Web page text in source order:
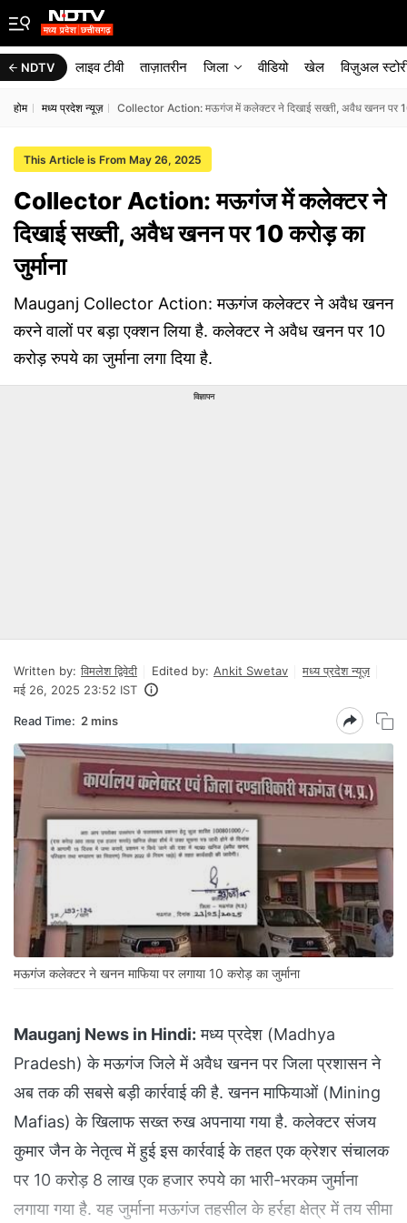
NDTV लाइव टीवी ताज़ातरीन जिला वीडियो खेल विज़ुअल
होम मध्य प्रदेश न्यूज़ Collector Action: मऊगंज में कलेक्टर ने दिखाई सख्ती, अवैध खनन पर 10
This Article is From May 26, 2025
Collector Action: मऊगंज में कलेक्टर ने
दिखाई सख्ती, अवैध खनन पर 10 करोड़ का
जुर्माना
Mauganj Collector Action: मऊगंज कलेक्टर ने अवैध खनन
करने वालों पर बड़ा एक्शन लिया है. कलेक्टर ने अवैध खनन पर 10
करोड़ रुपये का जुर्माना लगा दिया है.
विज्ञापन
Written by: विमलेश द्विवेदी Edited by: Ankit Swetav
मध्य प्रदेश न्यूज़
मई 26, 2025 23:52 IST
Read Time: 2 mins
मऊगंज कलेक्टर ने खनन माफिया पर लगाया 10 करोड़ का जुर्माना
Mauganj News in Hindi: मध्य प्रदेश (Madhya
Pradesh) के मऊगंज जिले में अवैध खनन पर जिला प्रशासन ने
अब तक की सबसे बड़ी कार्रवाई की है. खनन माफियाओं (Mining
Mafias) के खिलाफ सख्त रुख अपनाया गया है. कलेक्टर संजय
कुमार जैन के नेतृत्व में हुई इस कार्रवाई के तहत एक क्रेशर संचालक
पर 10 करोड़ 8 लाख एक हजार रुपये का भारी-भरकम जुर्माना
लगाया गया है. यह जुर्माना मऊगंज तहसील के हर्रहा क्षेत्र में तय सीमा